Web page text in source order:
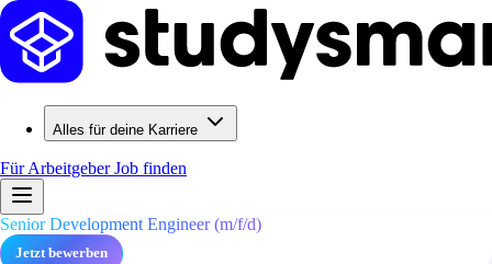
Alles für deine Karriere
Für ArbeitgeberJob finden
Senior Development Engineer (m/f/d)
Jetzt bewerben